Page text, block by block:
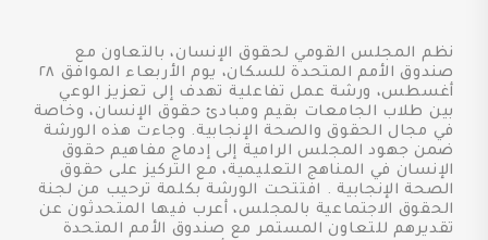
نظم المجلس القومي لحقوق الإنسان، بالتعاون مع
صندوق الأمم المتحدة للسكان، يوم الأربعاء الموافق ٢٨
أغسطس، ورشة عمل تفاعلية تهدف إلى تعزيز الوعي
بين طلاب الجامعات بقيم ومبادئ حقوق الإنسان، وخاصة
في مجال الحقوق والصحة الإنجابية. وجاءت هذه الورشة
ضمن جهود المجلس الرامية إلى إدماج مفاهيم حقوق
الإنسان في المناهج التعليمية، مع التركيز على حقوق
الصحة الإنجابية . افتتحت الورشة بكلمة ترحيب من لجنة
الحقوق الاجتماعية بالمجلس، أعرب فيها المتحدثون عن
تقديرهم للتعاون المستمر مع صندوق الأمم المتحدة